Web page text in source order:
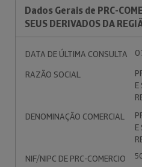
Dados Gerais de PRC-
SEUS DERIVADOS DA
DATA DE ÚLTIMA CONSULTA
RAZÃO SOCIAL
E
DENOMINAÇÃO COMERCIAL
E
NIF/NIPC DE PRC-COMERCIO